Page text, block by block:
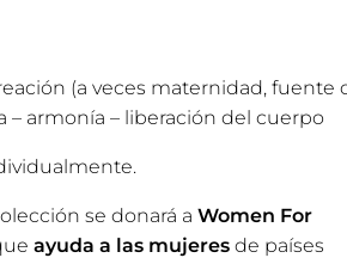
(a veces maternidad, fuente
– armonía – liberación del cuerpo
se donará a Women For
ayuda a las mujeresde países